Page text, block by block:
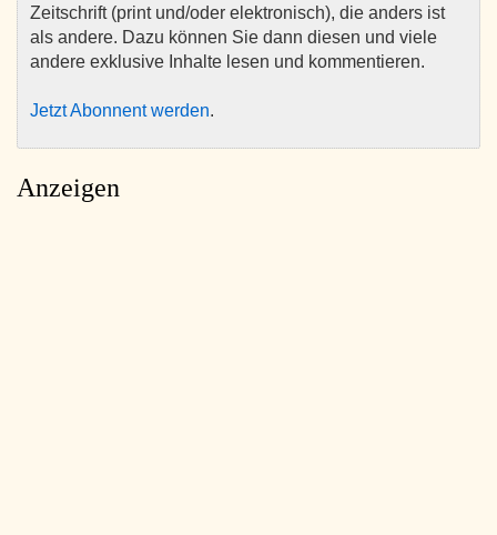
Zeitschrift (print und/oder elektronisch), die anders ist
als andere. Dazu können Sie dann diesen und viele
andere exklusive Inhalte lesen und kommentieren.
Jetzt Abonnent werden.
Anzeigen